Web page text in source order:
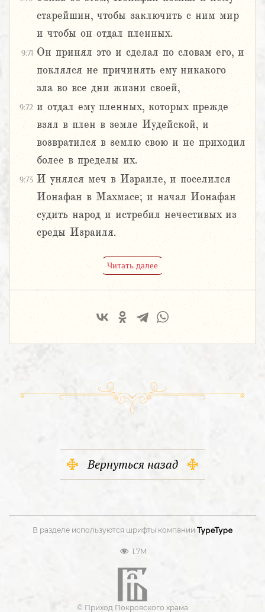
старейшин, чтобы заключить с ним мир
и чтобы он отдал пленных.
9:71 Он принял это и сделал по словам его, и
поклялся не причинять ему никакого
зла во все дни жизни своей,
9:72 и отдал ему пленных, которых прежде
взял в плен в земле Иудейской, и
возвратился в землю свою и не приходил
более в пределы их.
9:73 И унялся меч в Израиле, и поселился
Ионафан в Махмасе; и начал Ионафан
судить народ и истребил нечестивых из
среды Израиля.
Читать далее
Вернуться назад
В разделе используются шрифты компании
1.7M
© Приход Покровского храма